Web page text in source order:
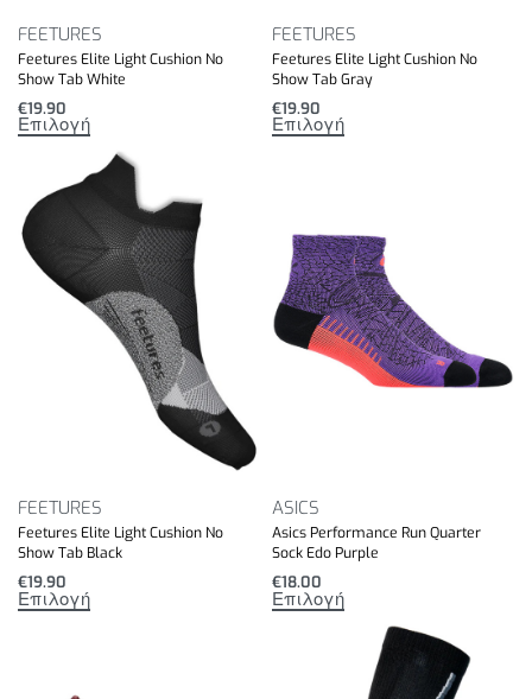
FEETURES
Feetures Elite Light Cushion No
Show Tab White
€19.90
Επιλογή
FEETURES
Feetures Elite Light Cushion No
Show Tab Gray
€19.90
Επιλογή
FEETURES
Feetures Elite Light Cushion No
Show Tab Black
€19.90
Επιλογή
ASICS
Asics Performance Run Quarter
Sock Edo Purple
€18.00
Επιλογή